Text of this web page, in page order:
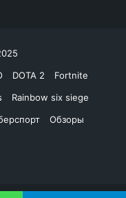
DOTA 2
Fortnite
Rainbow six siege
Обзоры